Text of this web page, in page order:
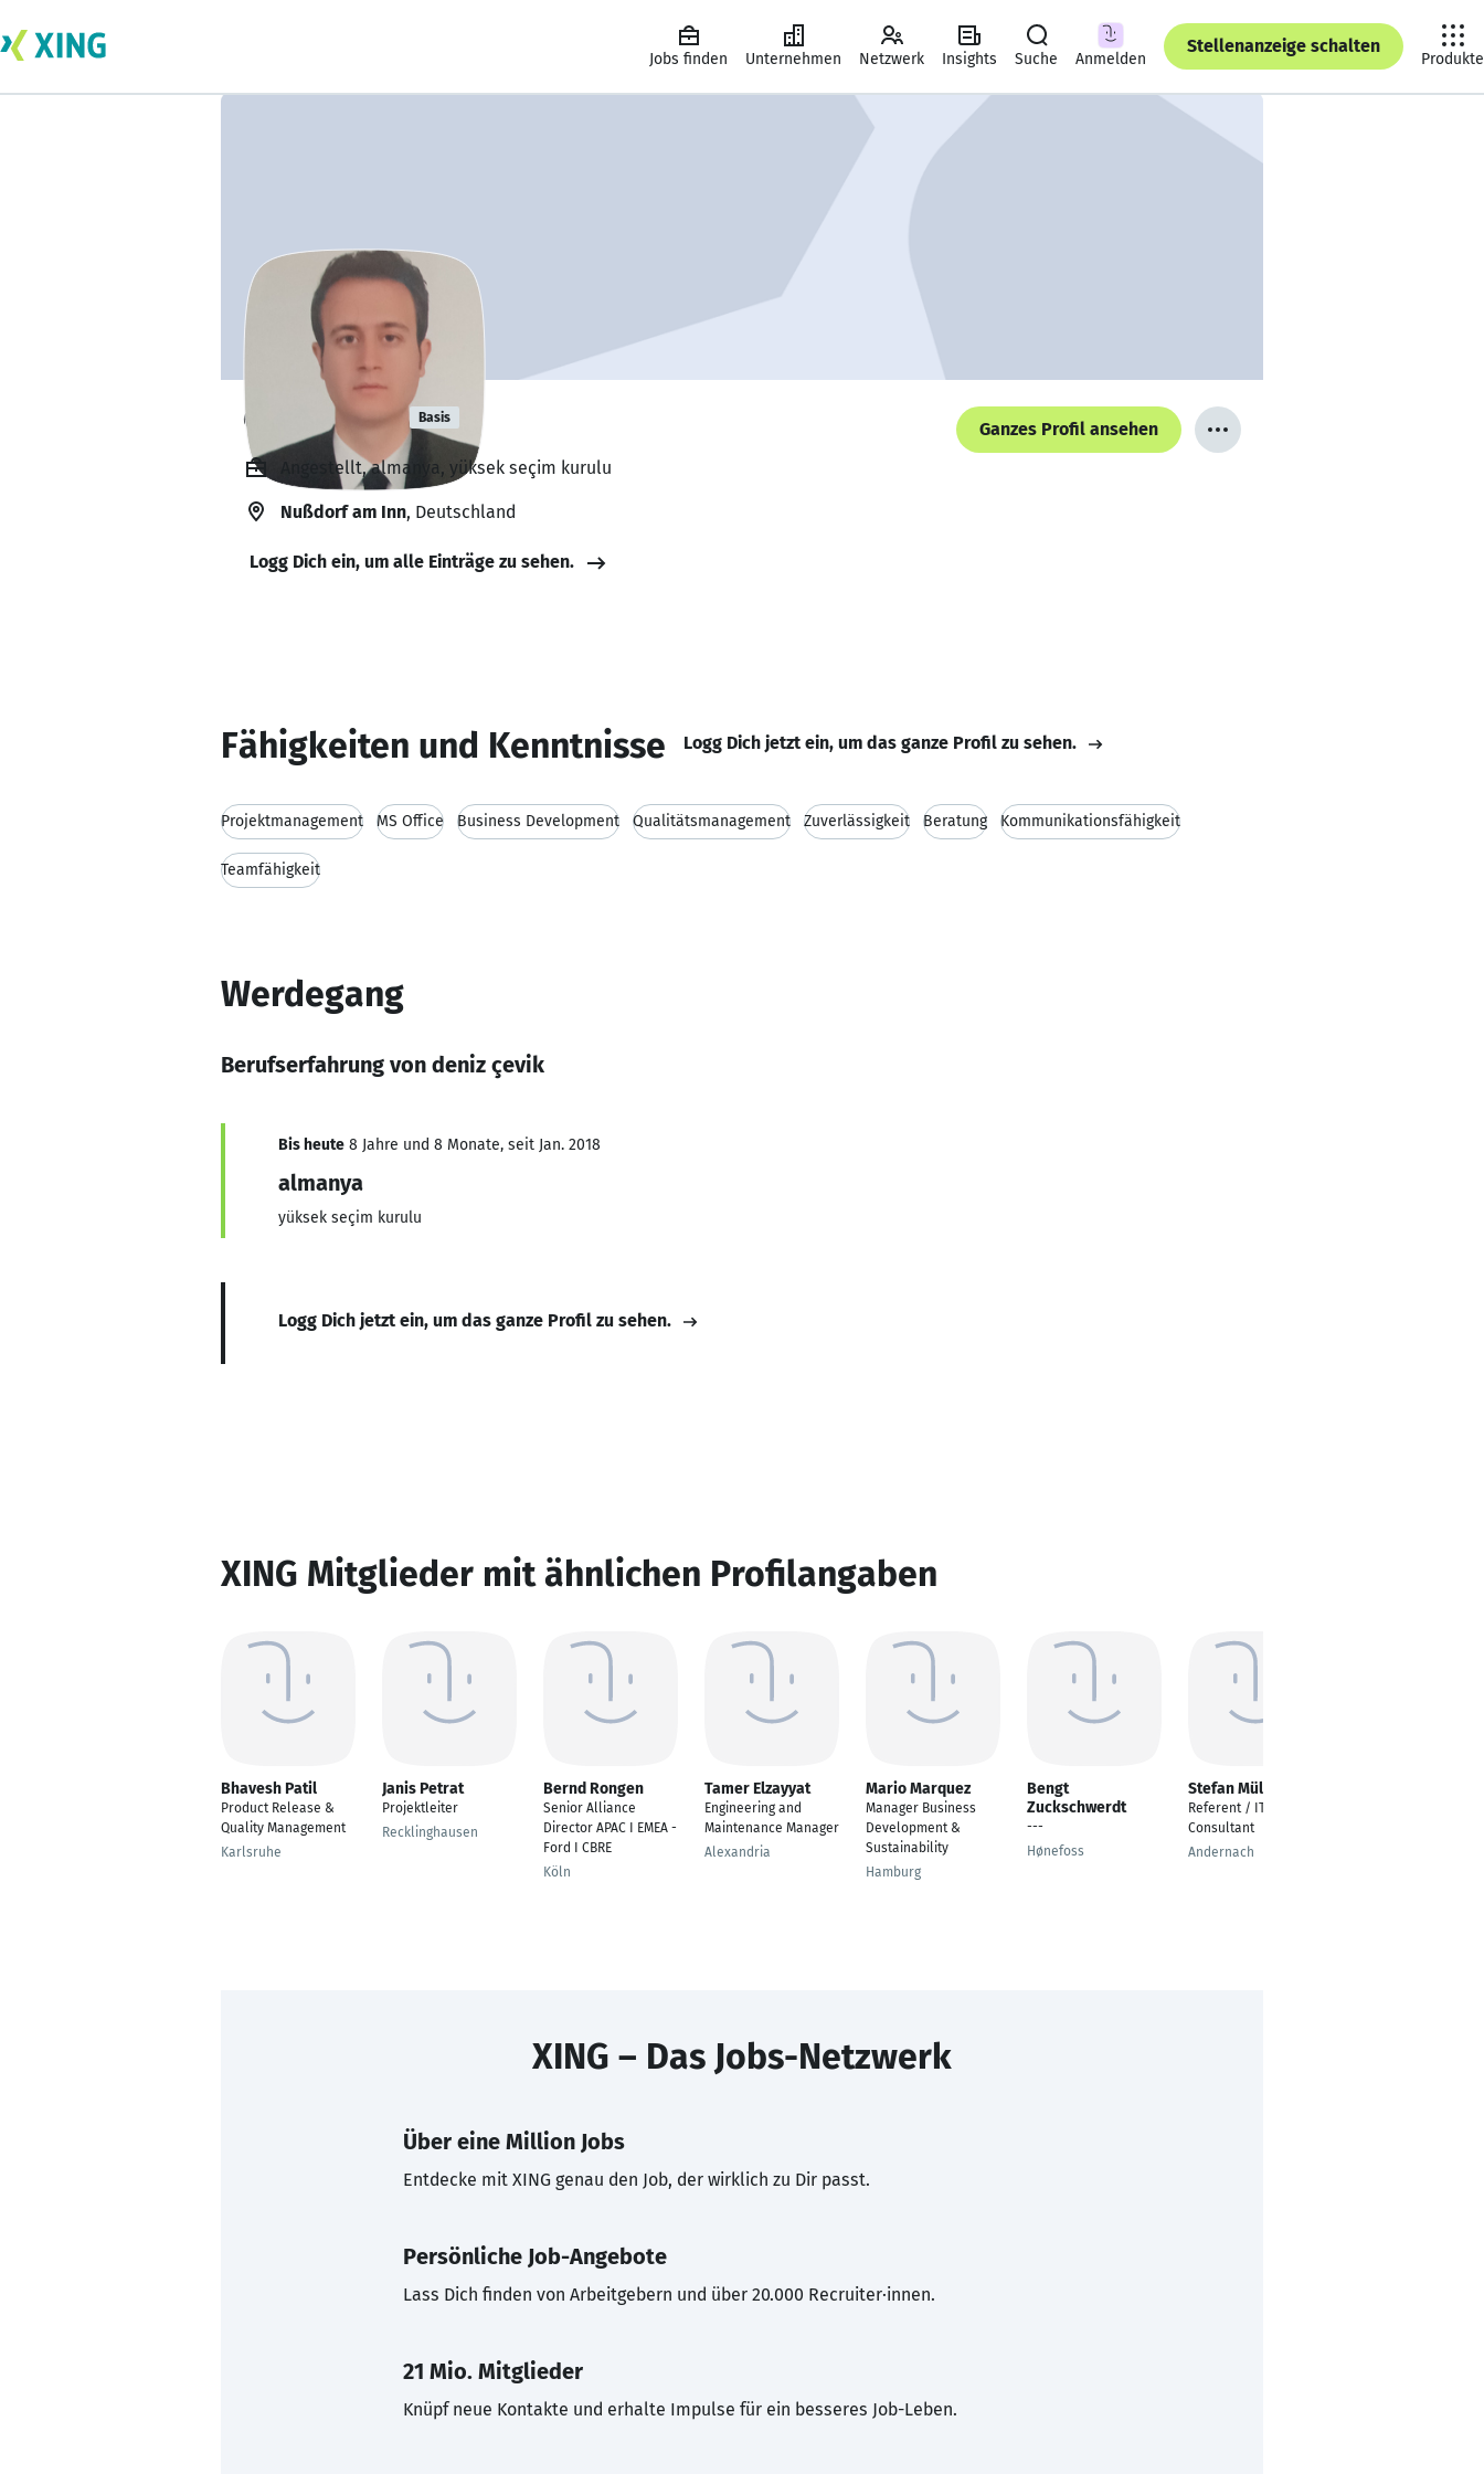
Jobs finden Unternehmen Netzwerk Insights Suche Anmelden
Stellenanzeige schalten
Produkte
deniz çevik Basis
Ganzes Profil ansehen
Angestellt, almanya, yüksek seçim kurulu
Nußdorf am Inn, Deutschland
Logg Dich ein, um alle Einträge zu sehen.
Fähigkeiten und Kenntnisse Logg Dich jetzt ein, um das ganze Profil zu sehen.
Projektmanagement MS Office Business Development Qualitätsmanagement Zuverlässigkeit Beratung Kommunikationsfähigkeit
Teamfähigkeit
Werdegang
Berufserfahrung von deniz çevik
Bis heute 8 Jahre und 8 Monate, seit Jan. 2018
almanya
yüksek seçim kurulu
Logg Dich jetzt ein, um das ganze Profil zu sehen.
XING Mitglieder mit ähnlichen Profilangaben
Bhavesh Patil
Product Release &
Quality Management
Karlsruhe
Janis Petrat
Projektleiter
Recklinghausen
Bernd Rongen
Senior Alliance
Director APAC I EMEA -
Ford I CBRE
Köln
Tamer Elzayyat
Engineering and
Maintenance Manager
Alexandria
Mario Marquez
Manager Business
Development &
Sustainability
Hamburg
Bengt
Zuckschwerdt
---
Hønefoss
Stefan Müller
Referent / IT-
Consultant
Andernach
XING – Das Jobs-Netzwerk
Über eine Million Jobs
Entdecke mit XING genau den Job, der wirklich zu Dir passt.
Persönliche Job-Angebote
Lass Dich finden von Arbeitgebern und über 20.000 Recruiter·innen.
21 Mio. Mitglieder
Knüpf neue Kontakte und erhalte Impulse für ein besseres Job-Leben.